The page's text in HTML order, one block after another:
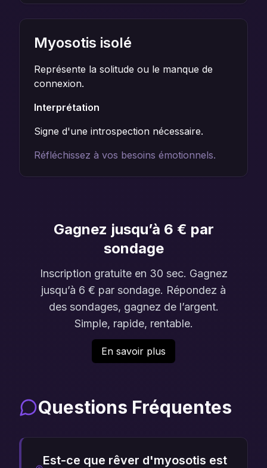
Myosotis isolé
Représente la solitude ou le manque de
connexion.
Interprétation
Signe d'une introspection nécessaire.
Réfléchissez à vos besoins émotionnels.
Gagnez jusqu’à 6 € par
sondage
Inscription gratuite en 30 sec. Gagnez
jusqu’à 6 € par sondage. Répondez à
des sondages, gagnez de l’argent.
Simple, rapide, rentable.
En savoir plus
Questions Fréquentes
Est-ce que rêver d'myosotis est